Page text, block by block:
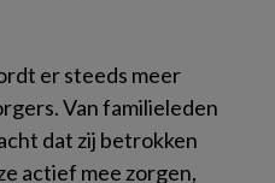
er steeds meer
Van familieleden
dat zij betrokken
actief mee zorgen,